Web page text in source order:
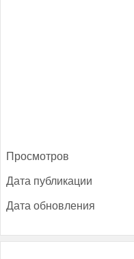
Прос­мотров
Да­та пуб­ли­кации
Да­та об­новле­ния